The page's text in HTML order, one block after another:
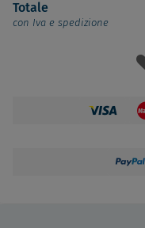
Totale
con Iva e spedizione